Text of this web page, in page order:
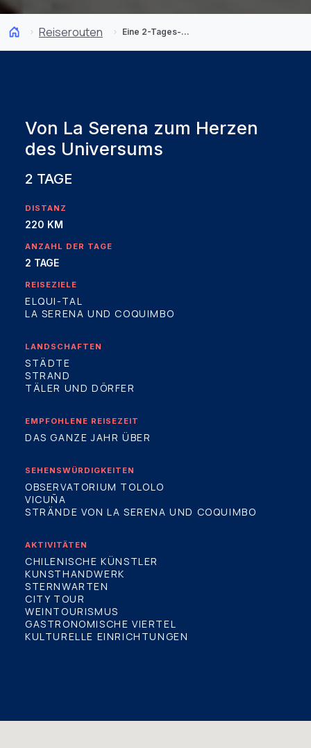
Reiserouten Eine 2-Tages-Reise nach La Serena und ins Elqui-Tal
Von La Serena zum Herzen
des Universums
2 TAGE
DISTANZ
220 KM
ANZAHL DER TAGE
2 TAGE
REISEZIELE
ELQUI-TAL
LA SERENA UND COQUIMBO
LANDSCHAFTEN
STÄDTE
STRAND
TÄLER UND DÖRFER
EMPFOHLENE REISEZEIT
DAS GANZE JAHR ÜBER
SEHENSWÜRDIGKEITEN
OBSERVATORIUM TOLOLO
VICUÑA
STRÄNDE VON LA SERENA UND COQUIMBO
AKTIVITÄTEN
CHILENISCHE KÜNSTLER
KUNSTHANDWERK
STERNWARTEN
CITY TOUR
WEINTOURISMUS
GASTRONOMISCHE VIERTEL
KULTURELLE EINRICHTUNGEN